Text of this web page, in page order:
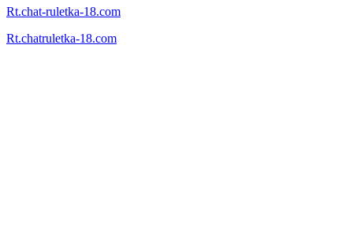
Rt.chat-ruletka-18.com
Rt.chatruletka-18.com